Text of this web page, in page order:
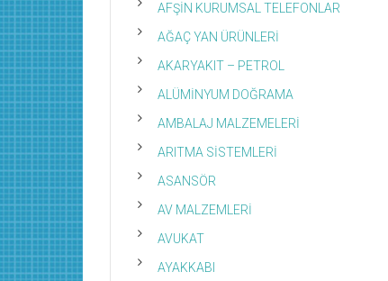
AFŞİN KURUMSAL TELEFONLAR
AĞAÇ YAN ÜRÜNLERİ
AKARYAKIT – PETROL
ALÜMİNYUM DOĞRAMA
AMBALAJ MALZEMELERİ
ARITMA SİSTEMLERİ
ASANSÖR
AV MALZEMLERİ
AVUKAT
AYAKKABI